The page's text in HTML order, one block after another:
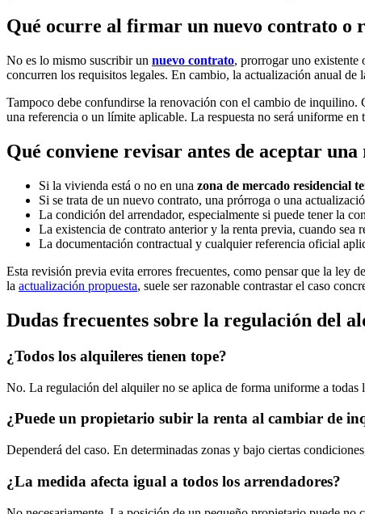
Qué ocurre al firmar un nuevo contrato o
No es lo mismo suscribir un nuevo contrato, prorrogar uno existente
concurren los requisitos legales. En cambio, la actualización anual de
Tampoco debe confundirse la renovación con el cambio de
una referencia o un límite aplicable. La respuesta no será uniforme en
Qué conviene revisar antes de aceptar
Si la vivienda está o no en una zona de mercado residencial
Si se trata de un nuevo contrato, una prórroga o una
La condición del arrendador, especialmente si puede tener la
La existencia de contrato anterior y la renta previa, cuando sea
La documentación contractual y cualquier referencia oficial
Esta revisión previa evita errores frecuentes, como pensar que la ley
la actualización propuesta, suele ser razonable contrastar el caso
Dudas frecuentes sobre la regulación del
¿Todos los alquileres tienen tope?
No. La regulación del alquilerno se aplica de forma uniforme a todas
¿Puede un propietario subir la renta al cambiar de
Dependerá del caso. En determinadas zonas y bajo ciertas
¿La medida afecta igual a todos los arrendadores?